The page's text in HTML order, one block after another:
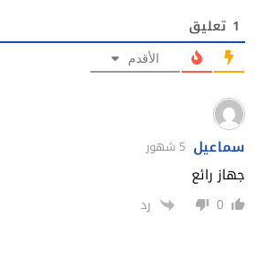
1 تعليق
الأقدم
سماعيل 5 شهور
جهاز رائع
0 رد